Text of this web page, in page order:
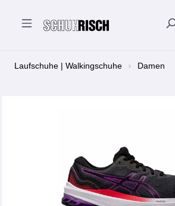
Laufschuhe | Walkingschuhe Damen